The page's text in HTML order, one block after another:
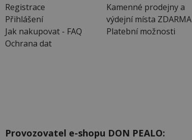
Registrace
Přihlášení
Jak nakupovat - FAQ
Ochrana dat
Kamenné prodejny a
výdejní místa ZDARMA
Platební možnosti
Provozovatel e-shopu DON PEALO: